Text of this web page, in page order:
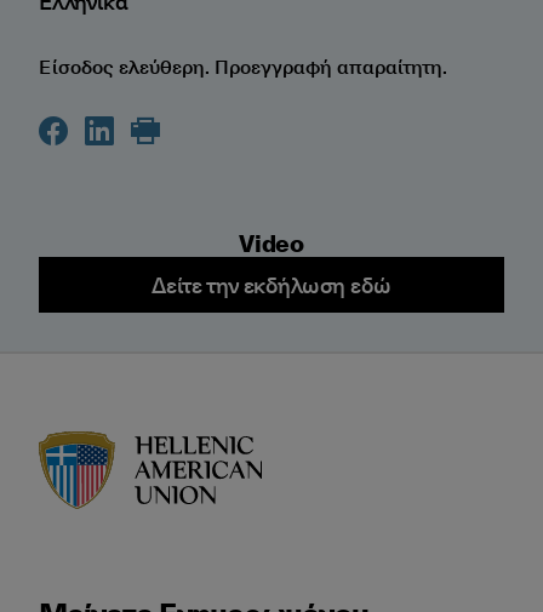
Είσοδος ελεύθερη. Προεγγραφή απαραίτητη.
Video
Δείτε την εκδήλωση εδώ